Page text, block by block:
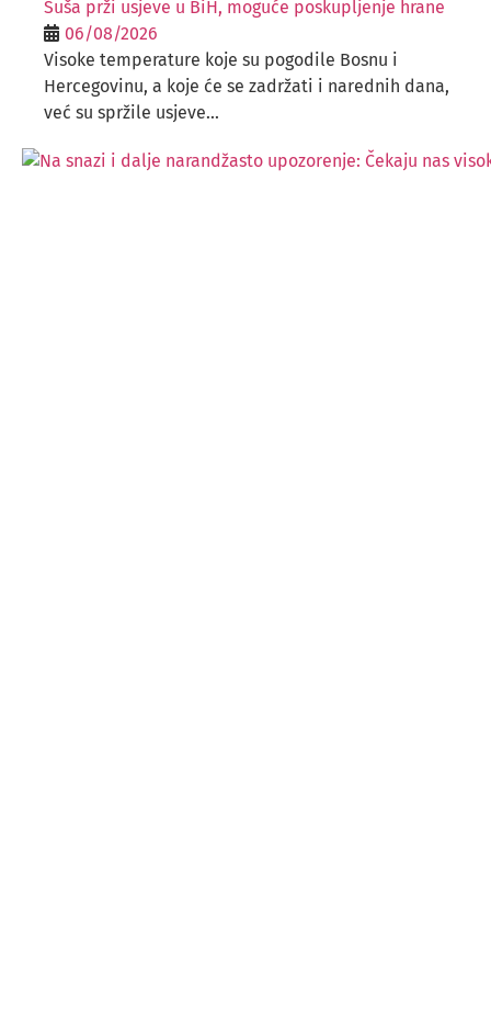
Suša prži usjeve u BiH, moguće poskupljenje hrane
06/08/2026
Visoke temperature koje su pogodile Bosnu i
Hercegovinu, a koje će se zadržati i narednih dana,
već su spržile usjeve...